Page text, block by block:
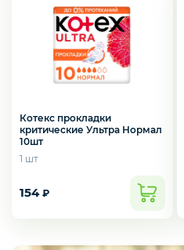
Котекс прокладки
критические Ультра Нормал
10шт
1 шт
154 ₽